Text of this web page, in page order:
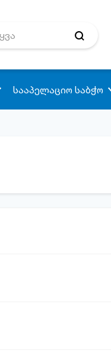
სააპელაციო საბჭო